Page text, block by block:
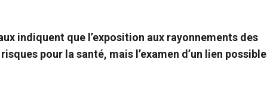
indiquent que l’exposition aux rayonnements des
pour la santé, mais l’examen d’un lien possible